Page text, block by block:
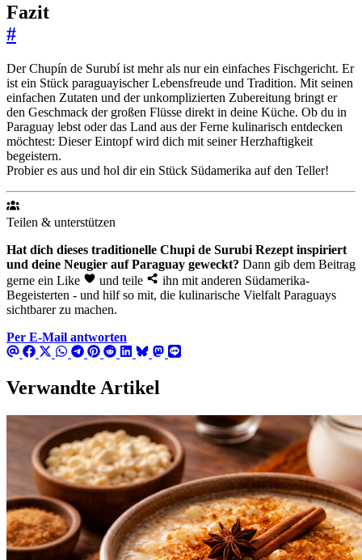
Fazit
#
Der Chupín de Surubí ist mehr als nur ein einfaches Fischgericht. Er
ist ein Stück paraguayischer Lebensfreude und Tradition. Mit seinen
einfachen Zutaten und der unkomplizierten Zubereitung bringt er
den Geschmack der großen Flüsse direkt in deine Küche. Ob du in
Paraguay lebst oder das Land aus der Ferne kulinarisch entdecken
möchtest: Dieser Eintopf wird dich mit seiner Herzhaftigkeit
begeistern.
Probier es aus und hol dir ein Stück Südamerika auf den Teller!
Teilen & unterstützen
Hat dich dieses traditionelle Chupi de Surubi Rezept inspiriert
und deine Neugier auf Paraguay geweckt? Dann gib dem Beitrag
gerne ein Like
und teile
ihn mit anderen Südamerika-
Begeisterten - und hilf so mit, die kulinarische Vielfalt Paraguays
sichtbarer zu machen.
Per E-Mail antworten
Verwandte Artikel